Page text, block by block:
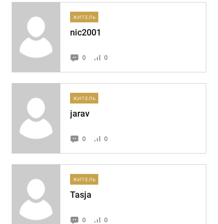
ЖИТЕЛЬ
nic2001
0 0
ЖИТЕЛЬ
jarav
0 0
ЖИТЕЛЬ
Tasja
0 0